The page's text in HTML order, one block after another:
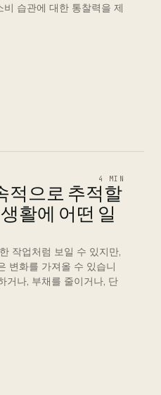
습관에 대한 통찰력을 제
4 MIN
적으로 추적할
활에 어떤 일
작업처럼 보일 수 있지만,
변화를 가져올 수 있습니
거나, 부채를 줄이거나, 단